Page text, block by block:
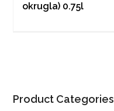
okrugla) 0.75l
Product Categories